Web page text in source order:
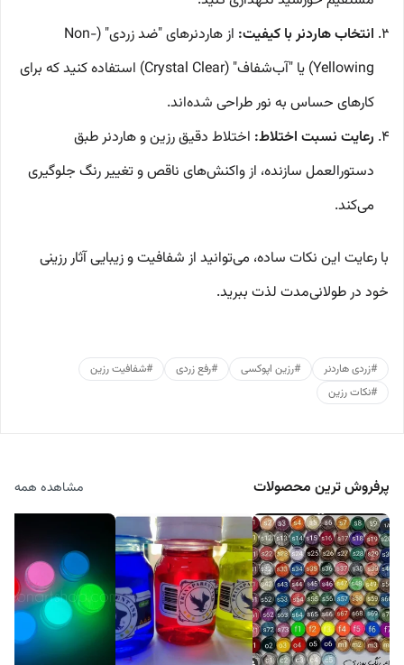
انتخاب هاردنر با کیفیت:
از هاردنرهای "ضد زردی" (Non-
Yellowing) یا "آب‌شفاف" (Crystal Clear) استفاده کنید که برای
کارهای حساس به نور طراحی شده‌اند.
رعایت نسبت اختلاط: اختلاط دقیق رزین و هاردنر طبق
دستورالعمل سازنده، از واکنش‌های ناقص و تغییر رنگ جلوگیری
می‌کند.
با رعایت این نکات ساده، می‌توانید از شفافیت و زیبایی آثار رزینی
خود در طولانی‌مدت لذت ببرید.
#زردی هاردنر #رزین اپوکسی #رفع زردی #شفافیت رزین
#نکات رزین
پرفروش ترین محصولات مشاهده همه